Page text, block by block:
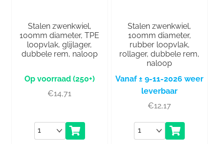
Stalen zwenkwiel,
100mm diameter, TPE
loopvlak, glijlager,
dubbele rem, naloop
(250+)
€14,71
Aantal
Stalen zwenkwiel,
100mm diameter,
rubber loopvlak,
rollager, dubbele rem,
naloop
Vanaf ± 9-11-2026 weer
leverbaar
€12,17
Aantal